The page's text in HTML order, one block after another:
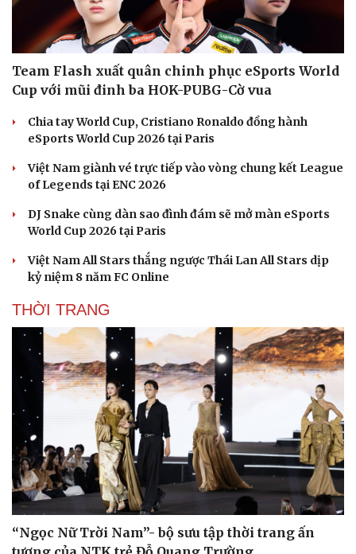
Team Flash xuất quân chinh phục eSports World
Cup với mũi đinh ba HOK-PUBG-Cờ vua
Chia tay World Cup, Cristiano Ronaldo đồng hành
eSports World Cup 2026 tại Paris
Việt Nam giành vé trực tiếp vào vòng chung kết League
of Legends tại ENC 2026
DJ Snake cùng dàn sao đình đám sẽ mở màn eSports
World Cup 2026 tại Paris
Việt Nam All Stars thắng ngược Thái Lan All Stars dịp
kỷ niệm 8 năm FC Online
THỜI TRANG
“Ngọc Nữ Trời Nam”- bộ sưu tập thời trang ấn